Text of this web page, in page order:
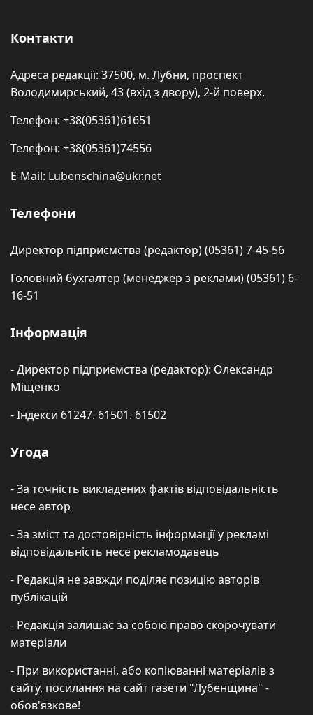
Контакти
Адреса редакції: 37500, м. Лубни, проспект
Володимирський, 43 (вхід з двору), 2-й поверх.
Телефон: +38(05361)61651
Телефон: +38(05361)74556
E-Mail: Lubenschina@ukr.net
Телефони
Директор підприємства (редактор) (05361) 7-45-56
Головний бухгалтер (менеджер з реклами) (05361) 6-
16-51
Інформація
- Директор підприємства (редактор): Олександр
Міщенко
- Індекси 61247. 61501. 61502
Угода
- За точність викладених фактів відповідальність
несе автор
- За зміст та достовірність інформації у рекламі
відповідальність несе рекламодавець
- Редакція не завжди поділяє позицію авторів
публікацій
- Редакція залишає за собою право скорочувати
матеріали
- При використанні, або копіюванні матеріалів з
сайту, посилання на сайт газети "Лубенщина" -
обов'язкове!